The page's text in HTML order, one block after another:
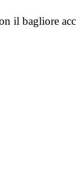
il bagliore